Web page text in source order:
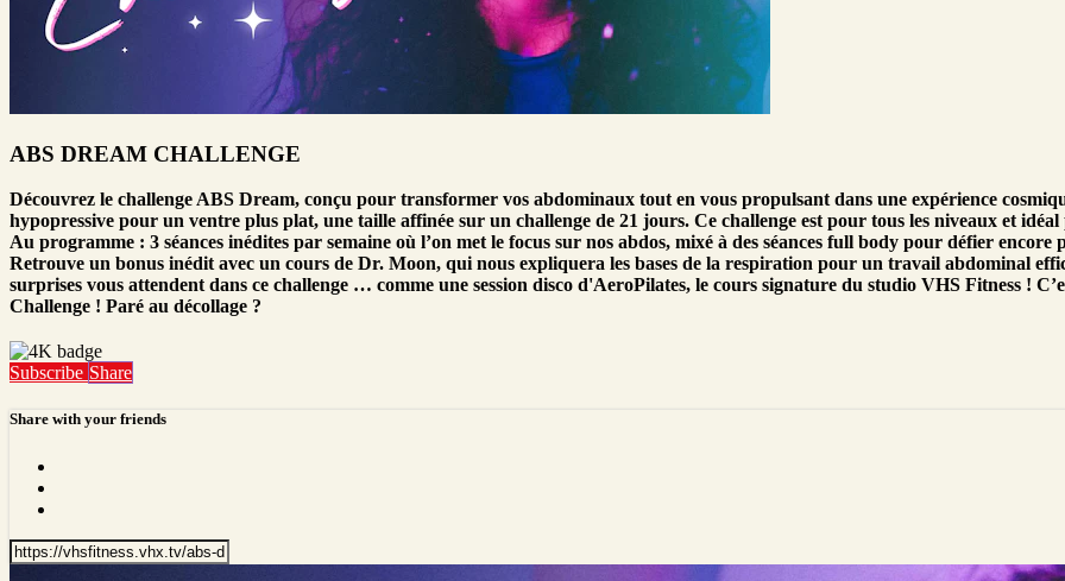
ABS DREAM CHALLENGE
Découvrez le challenge ABS Dream, conçu pour transformer vos abdominaux tout en vous propulsant dans une expérience
hypopressive pour un ventre plus plat, une taille affinée sur un challenge de 21 jours. Ce challenge est pour tous les niveaux et
Au programme : 3 séances inédites par semaine où l’on met le focus sur nos abdos, mixé à des séances full body pour défier encore
Retrouve un bonus inédit avec un cours de Dr. Moon, qui nous expliquera les bases de la respiration pour un travail abdominal
surprises vous attendent dans ce challenge … comme une session disco d'AeroPilates, le cours signature du studio VHS Fitness !
Challenge ! Paré au décollage ?
Subscribe Share
Share with your friends